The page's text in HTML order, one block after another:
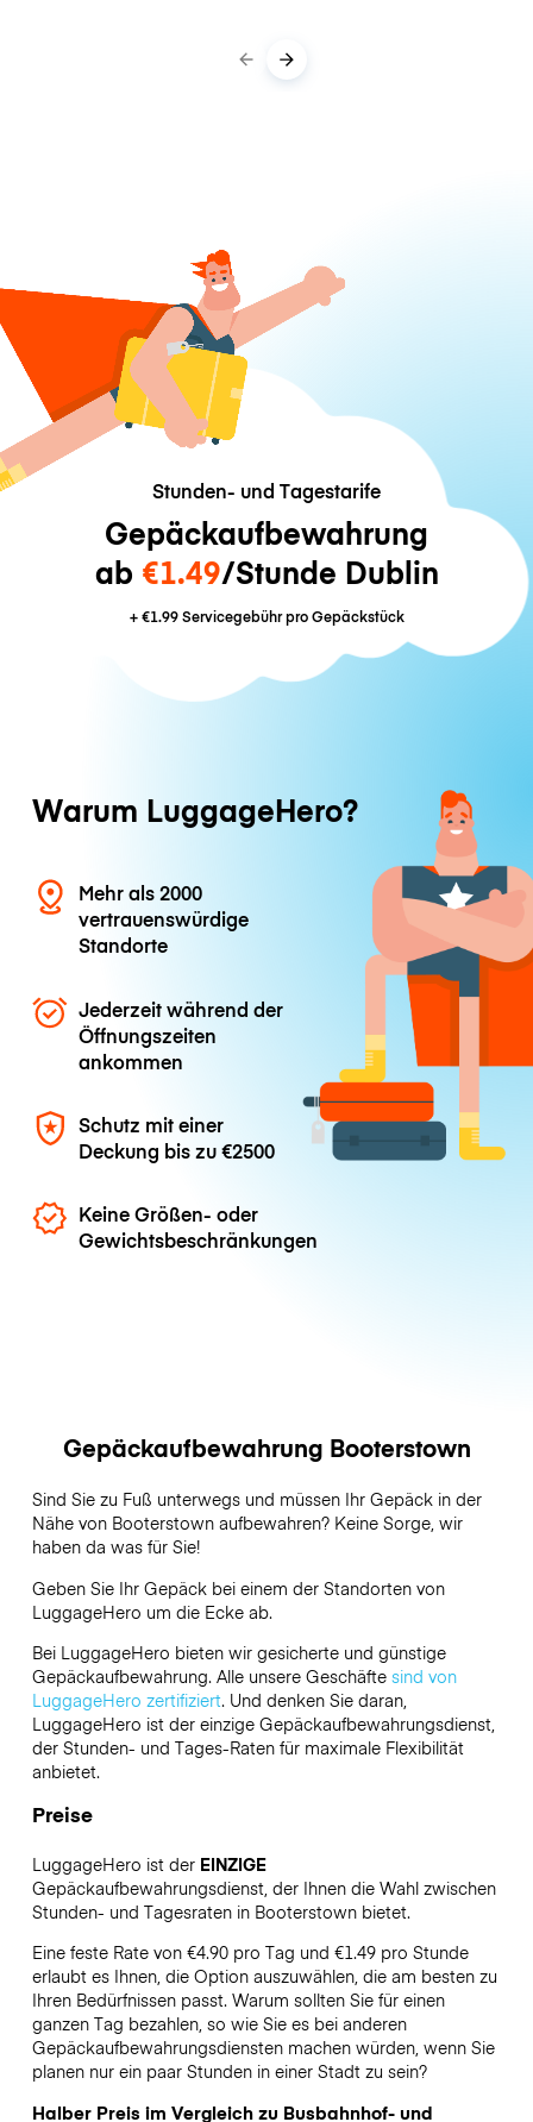
Stunden- und Tagestarife
Gepäckaufbewahrung
ab €1.49/Stunde Dublin
+€1.99Servicegebühr pro Gepäckstück
Warum LuggageHero?
Mehr als 2000
vertrauenswürdige
Standorte
Jederzeit während der
Öffnungszeiten
ankommen
Schutz mit einer
Deckung bis zu€2500
Keine Größen- oder
Gewichtsbeschränkungen
Gepäckaufbewahrung Booterstown
Sind Sie zu Fuß unterwegs und müssen Ihr Gepäck in der
Nähe von Booterstown aufbewahren? Keine Sorge, wir
haben da was für Sie!
Geben Sie Ihr Gepäck bei einem der Standorten von
LuggageHero um die Ecke ab.
Bei LuggageHero bieten wir gesicherte und günstige
Gepäckaufbewahrung. Alle unsere Geschäfte sind von
LuggageHero zertifiziert. Und denken Sie daran,
LuggageHero ist der einzige Gepäckaufbewahrungsdienst,
der Stunden- und Tages-Raten für maximale Flexibilität
anbietet.
Preise
LuggageHero ist der EINZIGE
Gepäckaufbewahrungsdienst, der Ihnen die Wahl zwischen
Stunden- und Tagesraten in Booterstown bietet.
Eine feste Rate von €4.90 pro Tag und €1.49 pro Stunde
erlaubt es Ihnen, die Option auszuwählen, die am besten zu
Ihren Bedürfnissen passt. Warum sollten Sie für einen
ganzen Tag bezahlen, so wie Sie es bei anderen
Gepäckaufbewahrungsdiensten machen würden, wenn Sie
planen nur ein paar Stunden in einer Stadt zu sein?
Halber Preis im Vergleich zu Busbahnhof- und